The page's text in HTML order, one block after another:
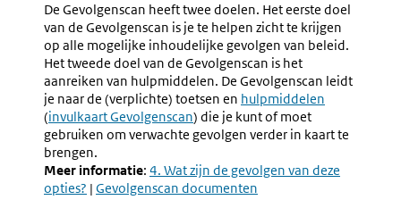
De Gevolgenscan heeft twee doelen. Het eerste doel
van de Gevolgenscan is je te helpen zicht te krijgen
op alle mogelijke inhoudelijke gevolgen van beleid.
Het tweede doel van de Gevolgenscan is het
aanreiken van hulpmiddelen. De Gevolgenscan leidt
je naar de (verplichte) toetsen en hulpmiddelen
(invulkaart Gevolgenscan) die je kunt of moet
gebruiken om verwachte gevolgen verder in kaart te
brengen.
Meer informatie: 4. Wat zijn de gevolgen van deze
opties? | Gevolgenscan documenten